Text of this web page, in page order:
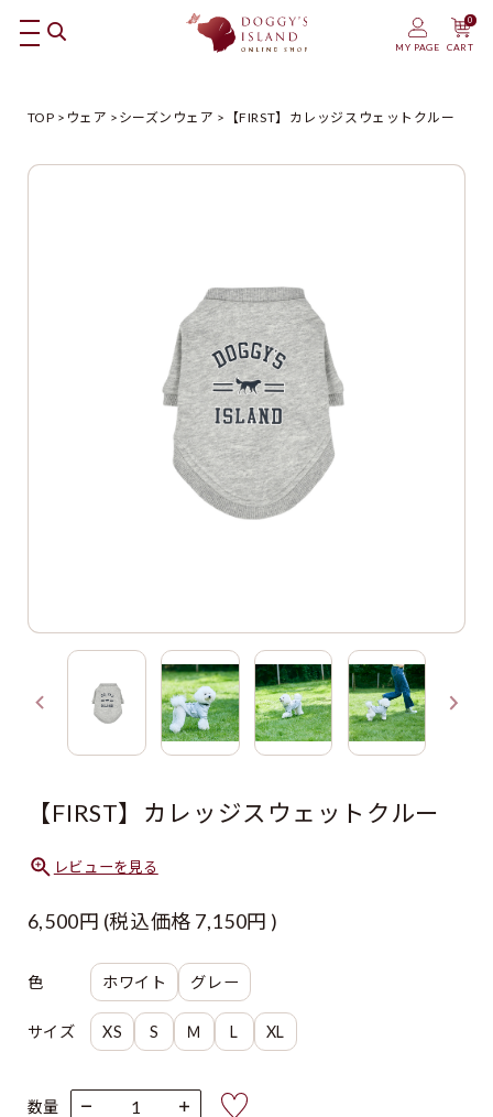
MY PAGE CART
0
TOP ウェア シーズンウェア 【FIRST】カレッジスウェットクルー
【FIRST】カレッジスウェットクルー
レビューを見る
6,500円 (税込価格 7,150円 )
色 ホワイト グレー
サイズ XS S Ｍ L XL
色
数量